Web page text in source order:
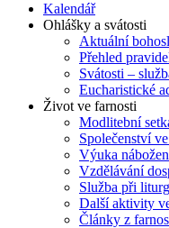
Kalendář
Ohlášky a svátosti
Aktuální
Přehled
Svátosti –
Eucharistické
Život ve farnosti
Modlitební
Společenství
Výuka
Vzdělávání
Služba při
Další aktivity
Články z